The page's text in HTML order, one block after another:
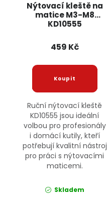
Nýtovací kleště na
matice M3-M8
KD10555
459 Kč
Ruční nýtovací kleště
KD10555 jsou ideální
volbou pro profesionály
i domácí kutily, kteří
potřebují kvalitní nástroj
pro práci s nýtovacími
maticemi.
Skladem